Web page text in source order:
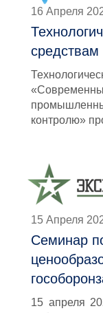
16 Апреля
средствам
контролю»
15 Апреля
Семинар
15 апреля